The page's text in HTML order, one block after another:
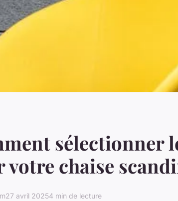
sélectionner
votre chaise
27 avril 20254 min de lecture